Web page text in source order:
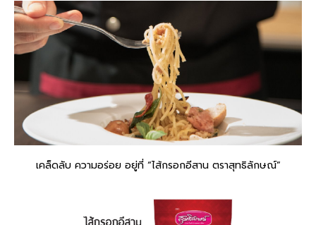
เคล็ดลับ ความอร่อย อยู่ที่ “ไส้กรอกอีสาน ตราสุทธิลักษณ์”